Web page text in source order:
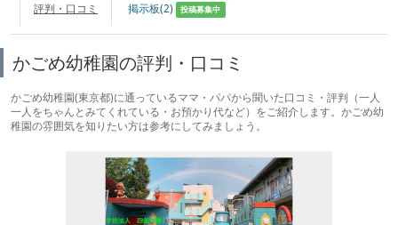
評判・口コミ 掲示板(2) 投稿募集中
かごめ幼稚園の評判・口コミ
かごめ幼稚園(東京都)に通っているママ・パパから聞いた口コミ・評判（一人
一人をちゃんとみてくれている・お預かり代など）をご紹介します。かごめ幼
稚園の雰囲気を知りたい方は参考にしてみましょう。